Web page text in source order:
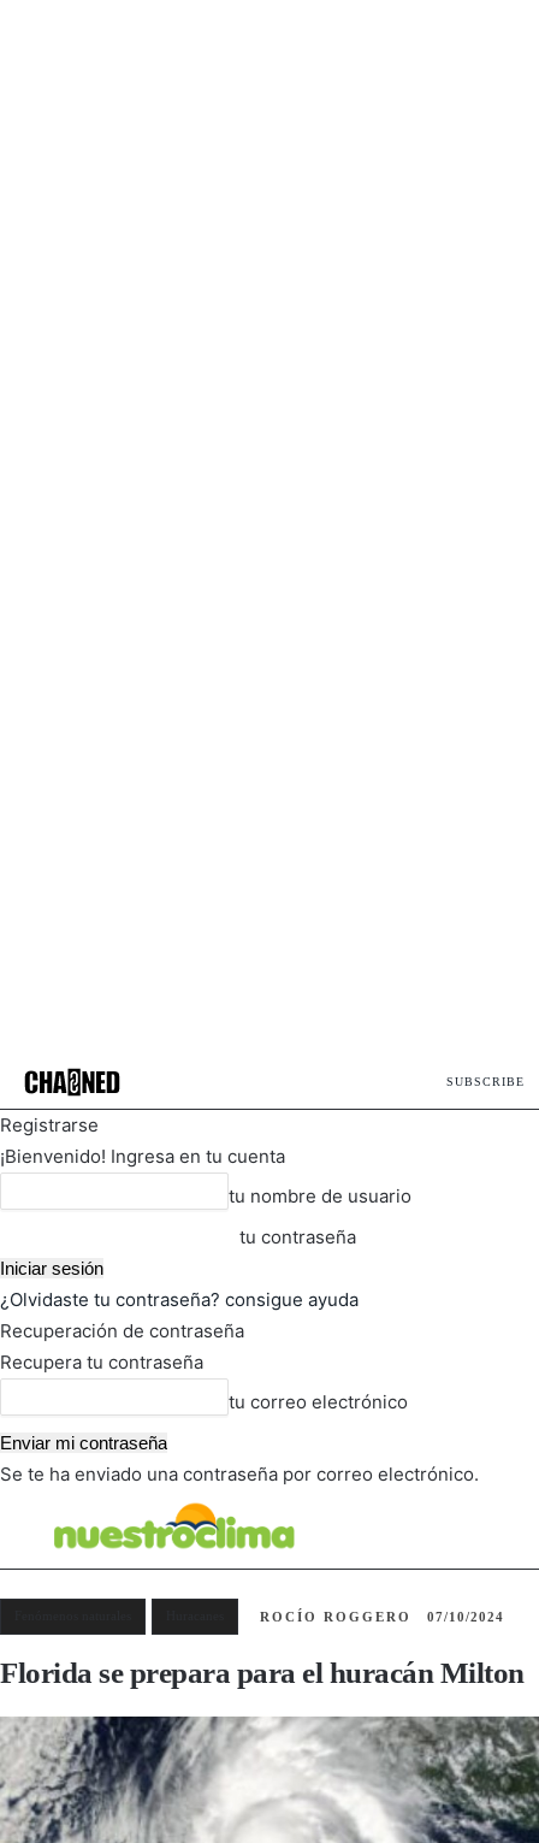
SUBSCRIBE
Registrarse
¡Bienvenido! Ingresa en tu cuenta
tu nombre de usuario
tu contraseña
¿Olvidaste tu contraseña? consigue ayuda
Recuperación de contraseña
Recupera tu contraseña
tu correo electrónico
Se te ha enviado una contraseña por correo electrónico.
ROCÍO ROGGERO 07/10/2024
Florida se prepara para el huracán Milton